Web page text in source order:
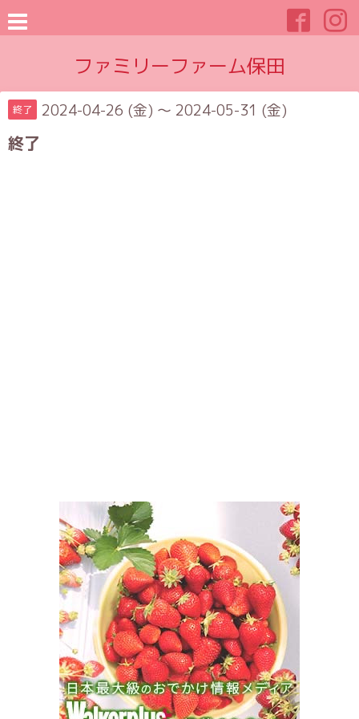
ファミリーファーム保田
終了 2024-04-26 (金) ～ 2024-05-31 (金)
終了